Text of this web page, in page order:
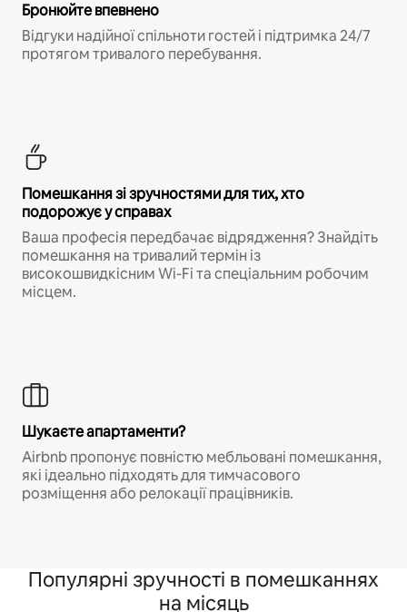
Бронюйте впевнено
Відгуки надійної спільноти гостей і підтримка 24/7
протягом тривалого перебування.
Помешкання зі зручностями для тих, хто
подорожує у справах
Ваша професія передбачає відрядження? Знайдіть
помешкання на тривалий термін із
високошвидкісним Wi-Fi та спеціальним робочим
місцем.
Шукаєте апартаменти?
Airbnb пропонує повністю мебльовані помешкання,
які ідеально підходять для тимчасового
розміщення або релокації працівників.
Популярні зручності в помешканнях
на місяць